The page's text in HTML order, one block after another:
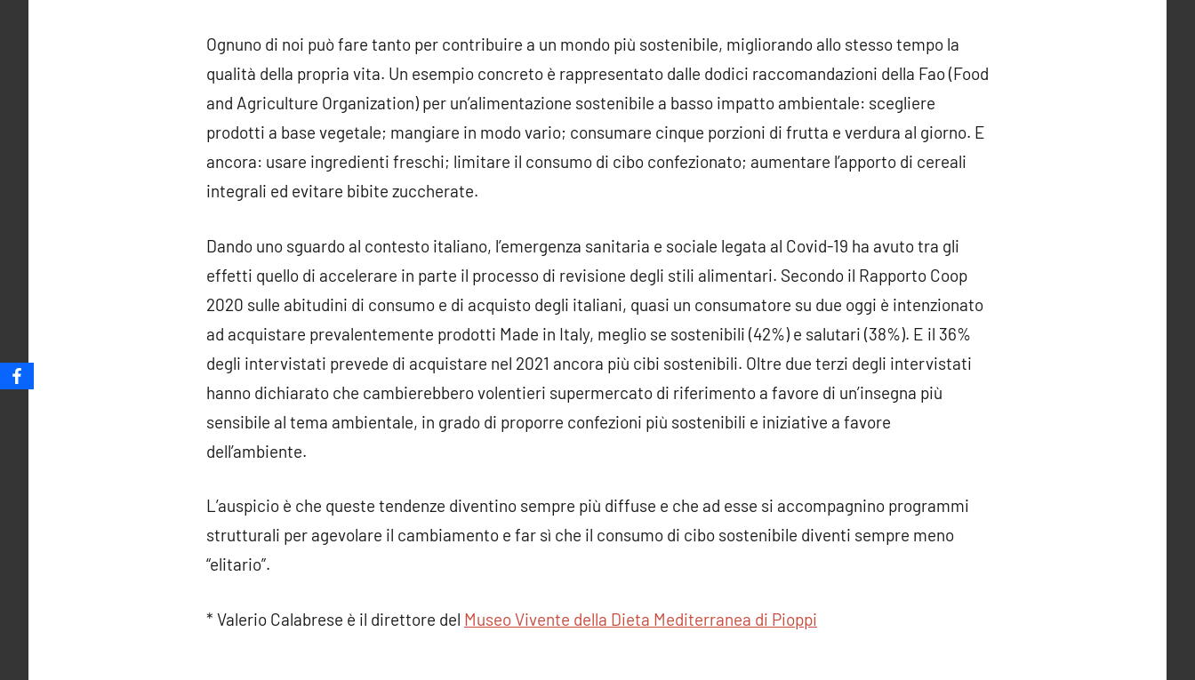
Ognuno di noi può fare tanto per contribuire a un mondo più sostenibile, migliorando allo stesso tempo la
qualità della propria vita. Un esempio concreto è rappresentato dalle dodici raccomandazioni della Fao (Food
and Agriculture Organization) per un’alimentazione sostenibile a basso impatto ambientale: scegliere
prodotti a base vegetale; mangiare in modo vario; consumare cinque porzioni di frutta e verdura al giorno. E
ancora: usare ingredienti freschi; limitare il consumo di cibo confezionato; aumentare l’apporto di cereali
integrali ed evitare bibite zuccherate.
Dando uno sguardo al contesto italiano, l’emergenza sanitaria e sociale legata al Covid-19 ha avuto tra gli
effetti quello di accelerare in parte il processo di revisione degli stili alimentari. Secondo il Rapporto Coop
2020 sulle abitudini di consumo e di acquisto degli italiani, quasi un consumatore su due oggi è intenzionato
ad acquistare prevalentemente prodotti Made in Italy, meglio se sostenibili (42%) e salutari (38%). E il 36%
degli intervistati prevede di acquistare nel 2021 ancora più cibi sostenibili. Oltre due terzi degli intervistati
hanno dichiarato che cambierebbero volentieri supermercato di riferimento a favore di un’insegna più
sensibile al tema ambientale, in grado di proporre confezioni più sostenibili e iniziative a favore
dell’ambiente.
L’auspicio è che queste tendenze diventino sempre più diffuse e che ad esse si accompagnino programmi
strutturali per agevolare il cambiamento e far sì che il consumo di cibo sostenibile diventi sempre meno
“elitario”.
* Valerio Calabrese è il direttore del Museo Vivente della Dieta Mediterranea di Pioppi